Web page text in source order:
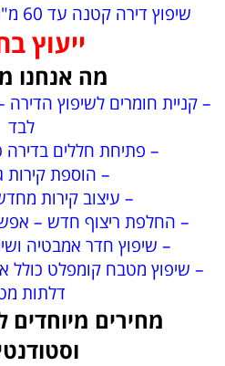
ייעוץ
מה אנחנו
– קניית חומרים לשיפוץ
לבד
– פתיחת חללים בדירה
– הוספת קירות
– עיצוב קירות
– החלפת ריצוף חדש –
– שיפוץ חדר אמבטיה
– שיפוץ מטבח קומפלט כולל
דלתות
מחירים מיוחדים